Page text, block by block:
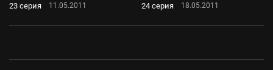
23 серия 11.05.2011 24 серия 18.05.2011